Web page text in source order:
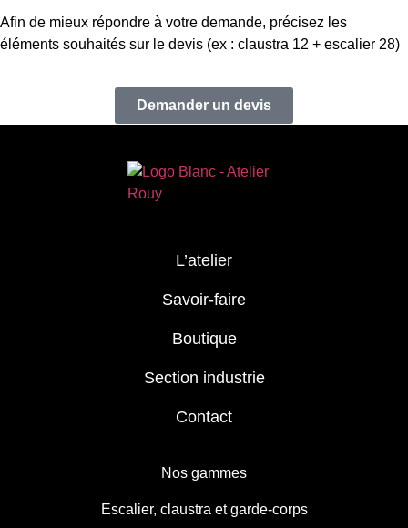
Afin de mieux répondre à votre demande, précisez les
éléments souhaités sur le devis (ex : claustra 12 + escalier 28)
Demander un devis
L’atelier
Savoir-faire
Boutique
Section industrie
Contact
Nos gammes
Escalier, claustra et garde-corps